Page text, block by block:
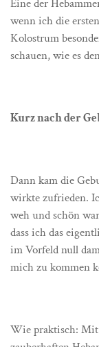
Eine der
wenn ich die
Kolostrum
schauen, wie es
Kurz nach der
Dann kam die
wirkte zufrieden.
weh und schön
dass ich das
im Vorfeld null
mich zu kommen
Wie praktisch: